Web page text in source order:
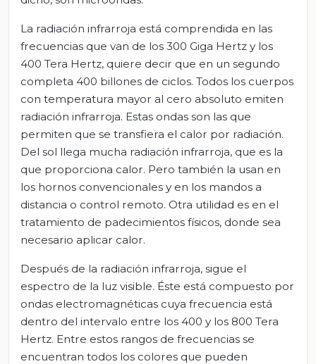
La radiación infrarroja está comprendida en las
frecuencias que van de los 300 Giga Hertz y los
400 Tera Hertz, quiere decir que en un segundo
completa 400 billones de ciclos. Todos los cuerpos
con temperatura mayor al cero absoluto emiten
radiación infrarroja. Estas ondas son las que
permiten que se transfiera el calor por radiación.
Del sol llega mucha radiación infrarroja, que es la
que proporciona calor. Pero también la usan en
los hornos convencionales y en los mandos a
distancia o control remoto. Otra utilidad es en el
tratamiento de padecimientos físicos, donde sea
necesario aplicar calor.
Después de la radiación infrarroja, sigue el
espectro de la luz visible. Éste está compuesto por
ondas electromagnéticas cuya frecuencia está
dentro del intervalo entre los 400 y los 800 Tera
Hertz. Entre estos rangos de frecuencias se
encuentran todos los colores que pueden